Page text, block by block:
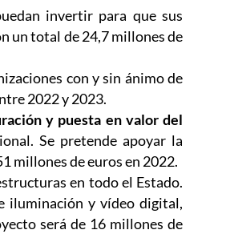
invertir para que sus
un total de 24,7 millones de
con y sin ánimo de
2022 y 2023.
y puesta en valor del
Se pretende apoyar la
millones de euros en 2022.
en todo el Estado.
iluminación y vídeo digital,
será de 16 millones de